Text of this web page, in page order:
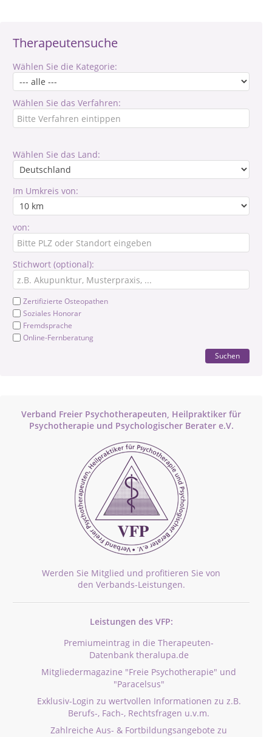
Therapeutensuche
Wählen Sie die Kategorie:
Wählen Sie das Verfahren:
Wählen Sie das Land:
Im Umkreis von:
von:
Stichwort (optional):
Zertifizierte Osteopathen
Soziales Honorar
Fremdsprache
Online-Fernberatung
Suchen
Verband Freier Psychotherapeuten, Heilpraktiker für
Psychotherapie und Psychologischer Berater e.V.
Werden Sie Mitglied und profitieren Sie von
den Verbands-Leistungen.
Leistungen des VFP:
Premiumeintrag in die Therapeuten-
Datenbank theralupa.de
Mitgliedermagazine "Freie Psychotherapie" und
"Paracelsus"
Exklusiv-Login zu wertvollen Informationen zu z.B.
Berufs-, Fach-, Rechtsfragen u.v.m.
Zahlreiche Aus- & Fortbildungsangebote zu